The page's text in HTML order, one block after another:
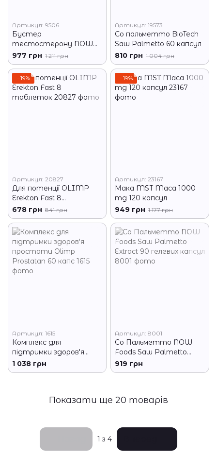
Артикул: 9506
Бустер
тестостерону NOW
Testo Jack 200 60 капс
977 грн 1 211 грн
Артикул: 19573
Со пальметто BioTech
Saw Palmetto 60 капсул
810 грн 1 004 грн
−19%
Артикул: 20827
Для потенції OLIMP
Erekton Fast 8
таблеток
678 грн 841 грн
−19%
Артикул: 23167
Мака MST Maca 1000
mg 120 капсул
949 грн 1 177 грн
Артикул: 1615
Комплекс для
підтримки здоров'я
простати Olimp
Prostatan 60 капс
1 038 грн
Артикул: 8001
Со Пальметто NOW
Foods Saw Palmetto
Extract 90 гелевих капсул
919 грн
Показати ще 20 товарів
1 з 4